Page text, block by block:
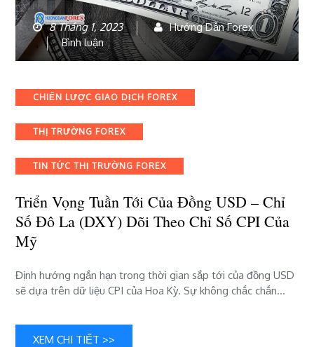
8 Tháng 1, 2023
Hướng Dẫn Forex
Bình luậnbài
viết
vọng
tuần
của
USD
Chỉ
số
đô
dõi
theo
CPI
Categories
CHIẾN LƯỢC GIAO DỊCH FOREX
THỊ TRƯỜNG FOREX
TIN TỨC THỊ TRƯỜNG FOREX
Triển Vọng Tuần Tới Của Đồng USD – Chỉ
Số Đô La (DXY) Dõi Theo Chỉ Số CPI Của
Mỹ
Định hướng ngắn hạn trong thời gian sắp tới của đồng USD
sẽ dựa trên dữ liệu CPI của Hoa Kỳ. Sự không chắc chắn…
XEM CHI TIẾT >>